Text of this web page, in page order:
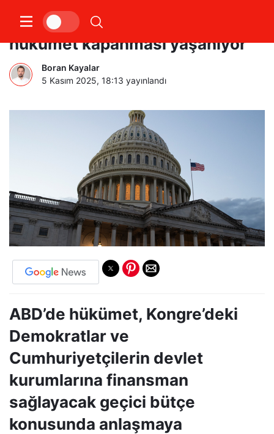
ABD tarihinin en uzun süreli
hükümet kapanması yaşanıyor
Boran Kayalar
5 Kasım 2025, 18:13 yayınlandı
ABD’de hükümet, Kongre’deki
Demokratlar ve
Cumhuriyetçilerin devlet
kurumlarına finansman
sağlayacak geçici bütçe
konusunda anlaşmaya